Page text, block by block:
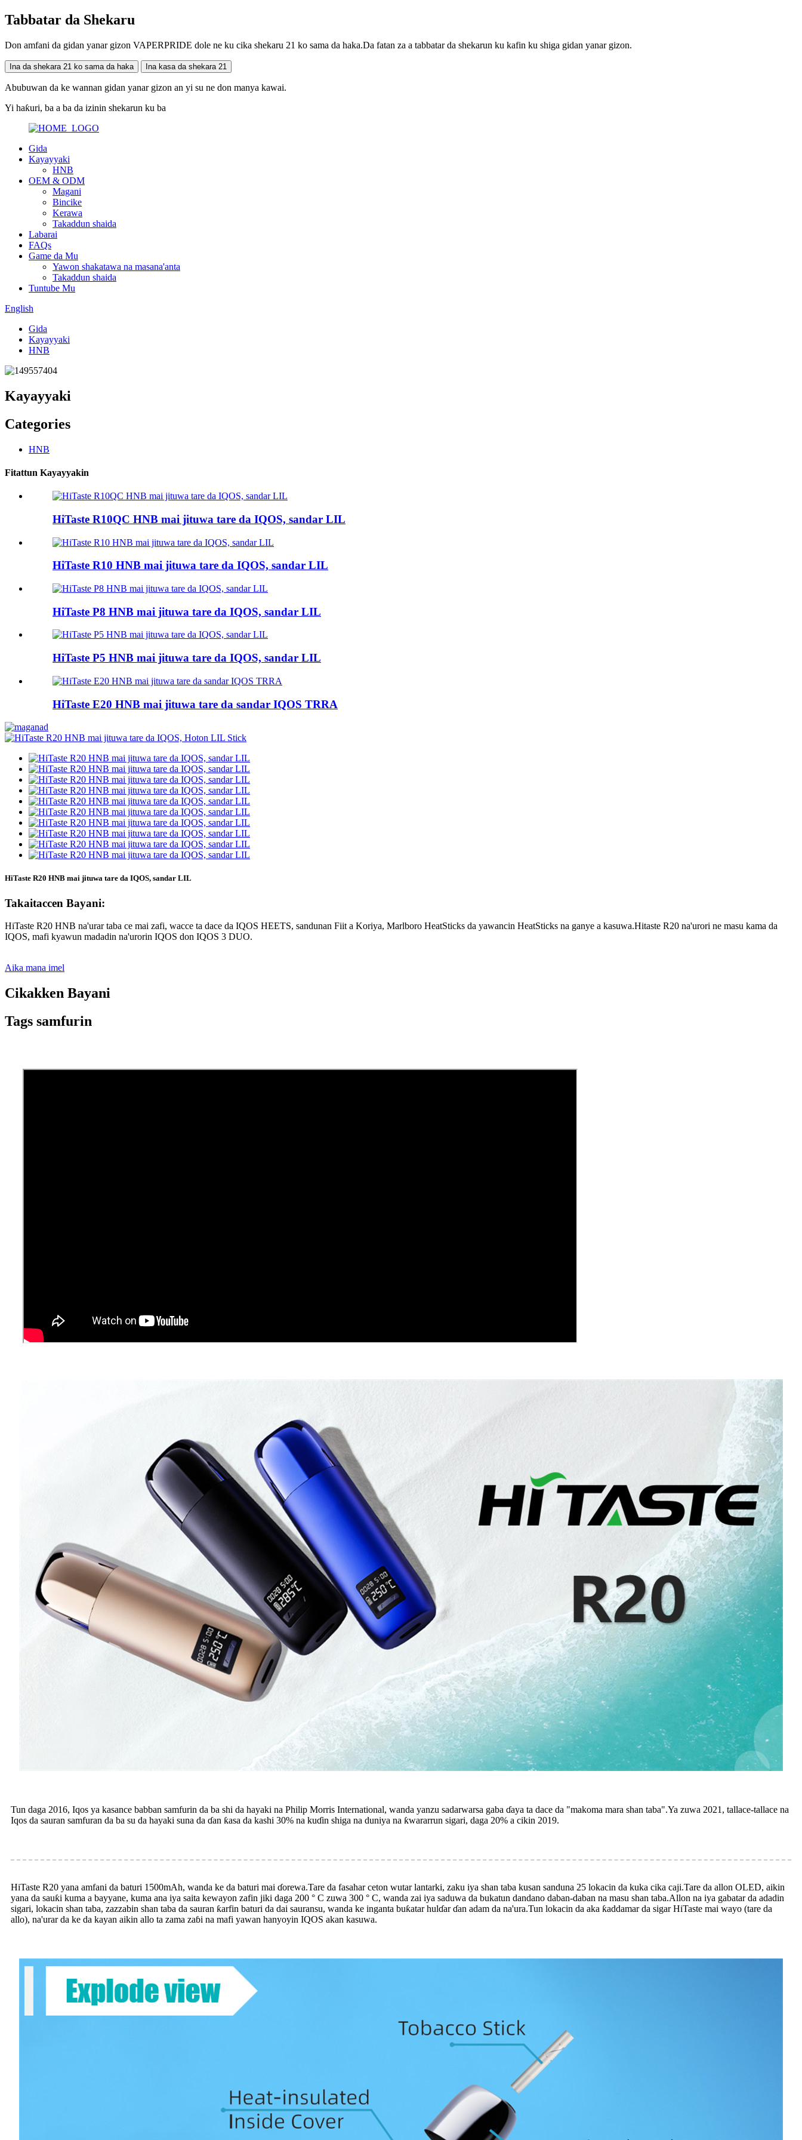
Tabbatar da Shekaru
Don amfani da gidan yanar gizon VAPERPRIDE dole ne ku cika shekaru 21 ko sama da haka.Da fatan za a tabbatar da shekarun ku kafin ku shiga gidan yanar gizon.
Ina da shekara 21 ko sama da haka Ina kasa da shekara 21
Abubuwan da ke wannan gidan yanar gizon an yi su ne don manya kawai.
Yi haƙuri, ba a ba da izinin shekarun ku ba
Gida
Kayayyaki
HNB
OEM & ODM
Magani
Bincike
Kerawa
Takaddun shaida
Labarai
FAQs
Game da Mu
Yawon shakatawa na masana'anta
Takaddun shaida
Tuntube Mu
English
Gida
Kayayyaki
HNB
Kayayyaki
Categories
HNB
Fitattun Kayayyakin
HiTaste R10QC HNB mai jituwa tare da IQOS, sandar LIL
HiTaste R10 HNB mai jituwa tare da IQOS, sandar LIL
HiTaste P8 HNB mai jituwa tare da IQOS, sandar LIL
HiTaste P5 HNB mai jituwa tare da IQOS, sandar LIL
HiTaste E20 HNB mai jituwa tare da sandar IQOS TRRA
HiTaste R20 HNB mai jituwa tare da IQOS, sandar LIL
Takaitaccen Bayani:
HiTaste R20 HNB na'urar taba ce mai zafi, wacce ta dace da IQOS HEETS, sandunan Fiit a Koriya, Marlboro HeatSticks da yawancin HeatSticks na ganye a kasuwa.Hitaste R20 na'urori ne masu kama da
IQOS, mafi kyawun madadin na'urorin IQOS don IQOS 3 DUO.
Aika mana imel
Cikakken Bayani
Tags samfurin
Tun daga 2016, Iqos ya kasance babban samfurin da ba shi da hayaki na Philip Morris International, wanda yanzu sadarwarsa gaba ɗaya ta dace da "makoma mara shan taba".Ya zuwa 2021, tallace-tallace na
Iqos da sauran samfuran da ba su da hayaki suna da ɗan ƙasa da kashi 30% na kuɗin shiga na duniya na ƙwararrun sigari, daga 20% a cikin 2019.
HiTaste R20 yana amfani da baturi 1500mAh, wanda ke da baturi mai ɗorewa.Tare da fasahar ceton wutar lantarki, zaku iya shan taba kusan sanduna 25 lokacin da kuka cika caji.Tare da allon OLED, aikin
yana da sauƙi kuma a bayyane, kuma ana iya saita kewayon zafin jiki daga 200 ° C zuwa 300 ° C, wanda zai iya saduwa da bukatun dandano daban-daban na masu shan taba.Allon na iya gabatar da adadin
sigari, lokacin shan taba, zazzabin shan taba da sauran ƙarfin baturi da dai sauransu, wanda ke inganta buƙatar hulɗar ɗan adam da na'ura.Tun lokacin da aka ƙaddamar da sigar HiTaste mai wayo (tare da
allo), na'urar da ke da kayan aikin allo ta zama zaɓi na mafi yawan hanyoyin IQOS akan kasuwa.